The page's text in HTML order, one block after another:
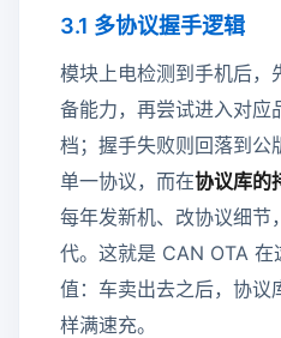
3.1 多协议握手逻辑
模块上电检测到手机后，
备能力，再尝试进入对应
档；握手失败则回落到公
单一协议，而在协议库的
每年发新机、改协议细节
代。这就是 CAN OTA 在
值：车卖出去之后，协议
样满速充。